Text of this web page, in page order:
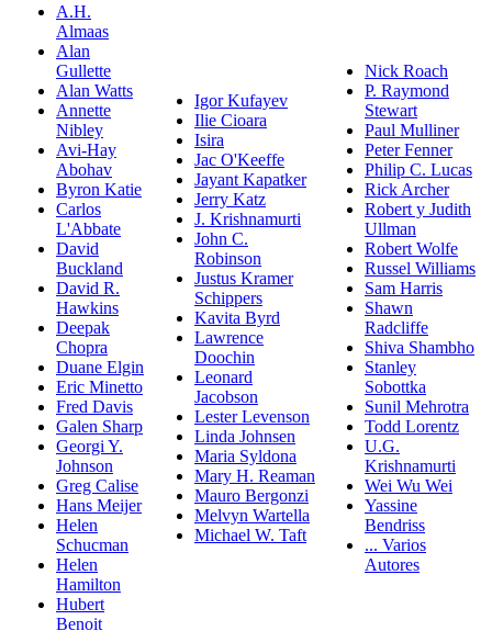
A.H.
Almaas
Alan
Gullette
Alan Watts
Annette
Nibley
Avi-Hay
Abohav
Byron Katie
Carlos
L'Abbate
David
Buckland
David R.
Hawkins
Deepak
Chopra
Duane Elgin
Eric Minetto
Fred Davis
Galen Sharp
Georgi Y.
Johnson
Greg Calise
Hans Meijer
Helen
Schucman
Helen
Hamilton
Hubert
Benoit
Igor Kufayev
Ilie Cioara
Isira
Jac O'Keeffe
Jayant Kapatker
Jerry Katz
J. Krishnamurti
John C.
Robinson
Justus Kramer
Schippers
Kavita Byrd
Lawrence
Doochin
Leonard
Jacobson
Lester Levenson
Linda Johnsen
Maria Syldona
Mary H. Reaman
Mauro Bergonzi
Melvyn Wartella
Michael W. Taft
Nick Roach
P. Raymond
Stewart
Paul Mulliner
Peter Fenner
Philip C. Lucas
Rick Archer
Robert y Judith
Ullman
Robert Wolfe
Russel Williams
Sam Harris
Shawn
Radcliffe
Shiva Shambho
Stanley
Sobottka
Sunil Mehrotra
Todd Lorentz
U.G.
Krishnamurti
Wei Wu Wei
Yassine
Bendriss
... Varios
Autores